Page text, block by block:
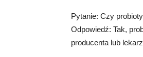
Pytanie: Czy
Odpowiedź: Tak,
producenta lub